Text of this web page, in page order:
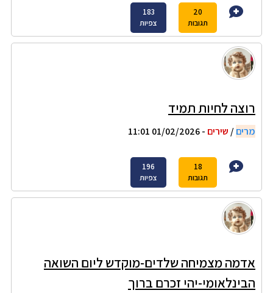
20
תגובות
183
צפיות
רוצה לחיות תמיד
מרים/ שירים - 01/02/2026 11:01
18
תגובות
196
צפיות
אדמה מצמיחה שלדים-מוקדש ליום השואה
הבינלאומי-יהי זכרם ברוך